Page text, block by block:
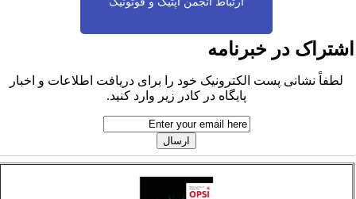
در خبرنامه
لطفاً نشانی پست الکترونیک خود را برای دریافت اطلاعات و اخبار
پایگاه در کادر زیر وارد کنید.